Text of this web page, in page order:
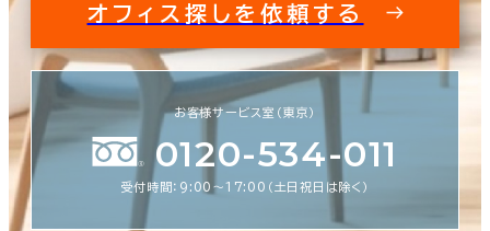
オフィス探しを依頼する
お客様サービス室（東京）
0120-534-011
受付時間：9:00〜17:00（土日祝日は除く）